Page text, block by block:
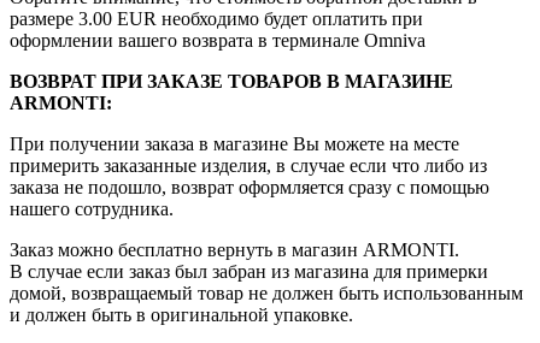
размере 3.00 EUR необходимо будет оплатить при
оформлении вашего возврата в терминале Omniva
ВОЗВРАТ ПРИ ЗАКАЗЕ ТОВАРОВ В МАГАЗИНЕ
ARMONTI:
При получении заказа в магазине Вы можете на месте
примерить заказанные изделия, в случае если что либо из
заказа не подошло, возврат оформляется сразу с помощью
нашего сотрудника.
Заказ можно бесплатно вернуть в магазин ARMONTI.
В случае если заказ был забран из магазина для примерки
домой, возвращаемый товар не должен быть использованным
и должен быть в оригинальной упаковке.